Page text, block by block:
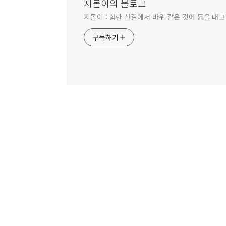
지돌이의 블로그
지돌이 : 험한 산길에서 바위 같은 것에 등을 대
구독하기